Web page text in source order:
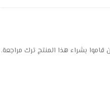
بشراء هذا المنتج ترك مراجعة.